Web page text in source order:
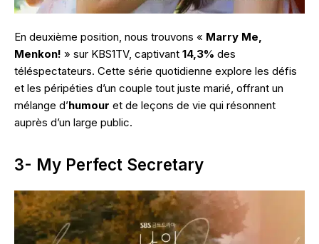
En deuxième position, nous trouvons « Marry Me,
Menkon! » sur KBS1TV, captivant 14,3% des
téléspectateurs. Cette série quotidienne explore les défis
et les péripéties d’un couple tout juste marié, offrant un
mélange d’humour et de leçons de vie qui résonnent
auprès d’un large public.
3- My Perfect Secretary